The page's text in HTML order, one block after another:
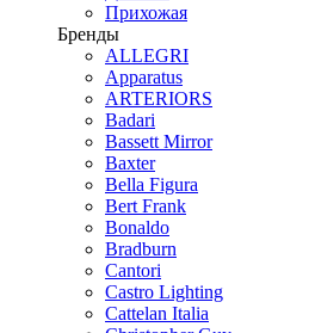
Прихожая
Бренды
ALLEGRI
Apparatus
ARTERIORS
Badari
Bassett Mirror
Baxter
Bella Figura
Bert Frank
Bonaldo
Bradburn
Cantori
Castro Lighting
Cattelan Italia